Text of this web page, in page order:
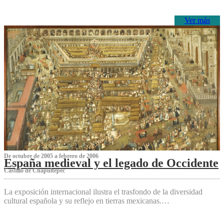
Ver más
De octubre de 2005 a febrero de 2006
España medieval y el legado de Occidente
Castillo de Chapultepec
La exposición internacional ilustra el trasfondo de la diversidad
cultural española y su reflejo en tierras mexicanas.…